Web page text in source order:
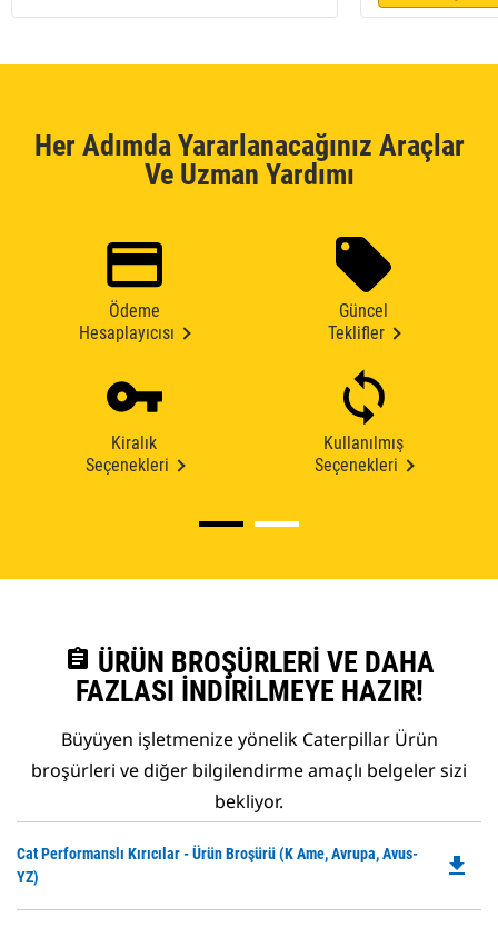
Her Adımda Yararlanacağınız Araçlar
Ve Uzman Yardımı
Ödeme
Hesaplayıcısı
Güncel
Teklifler
Kiralık
Seçenekleri
Kullanılmış
Seçenekleri
assignment ÜRÜN BROŞÜRLERI VE DAHA
FAZLASI İNDIRILMEYE HAZIR!
Büyüyen işletmenize yönelik Caterpillar Ürün
broşürleri ve diğer bilgilendirme amaçlı belgeler sizi
bekliyor.
Cat Performanslı Kırıcılar - Ürün Broşürü (K Ame, Avrupa, Avus-
YZ)
file_download